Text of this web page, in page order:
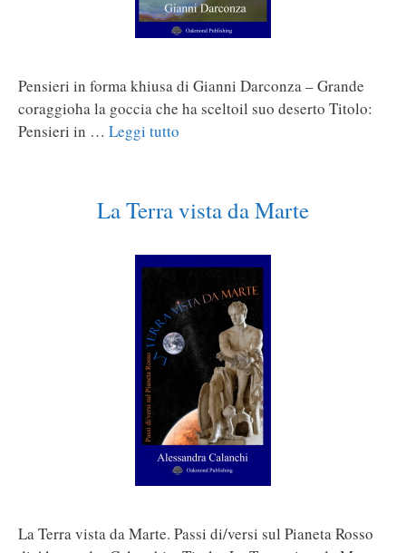
Pensieri in forma khiusa di Gianni Darconza – Grande
coraggioha la goccia che ha sceltoil suo deserto Titolo:
Pensieri in … Leggi tutto
La Terra vista da Marte
La Terra vista da Marte. Passi di/versi sul Pianeta Rosso